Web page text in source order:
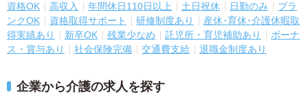
資格OK
高収入 年間休日110日以上 土日祝休 日勤のみ
ブラ
ンクOK
資格取得サポート 研修制度あり
産休･育休･介護休暇取
得実績あり
新卒OK 残業少なめ 託児所・育児補助あり
ボーナ
ス・賞与あり
社会保険完備 交通費支給 退職金制度あり
企業から介護の求人を探す